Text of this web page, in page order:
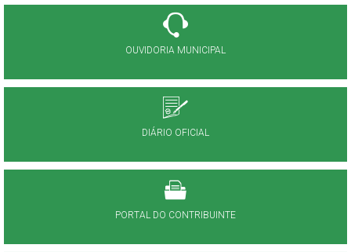
OUVIDORIA MUNICIPAL
DIÁRIO OFICIAL
PORTAL DO CONTRIBUINTE